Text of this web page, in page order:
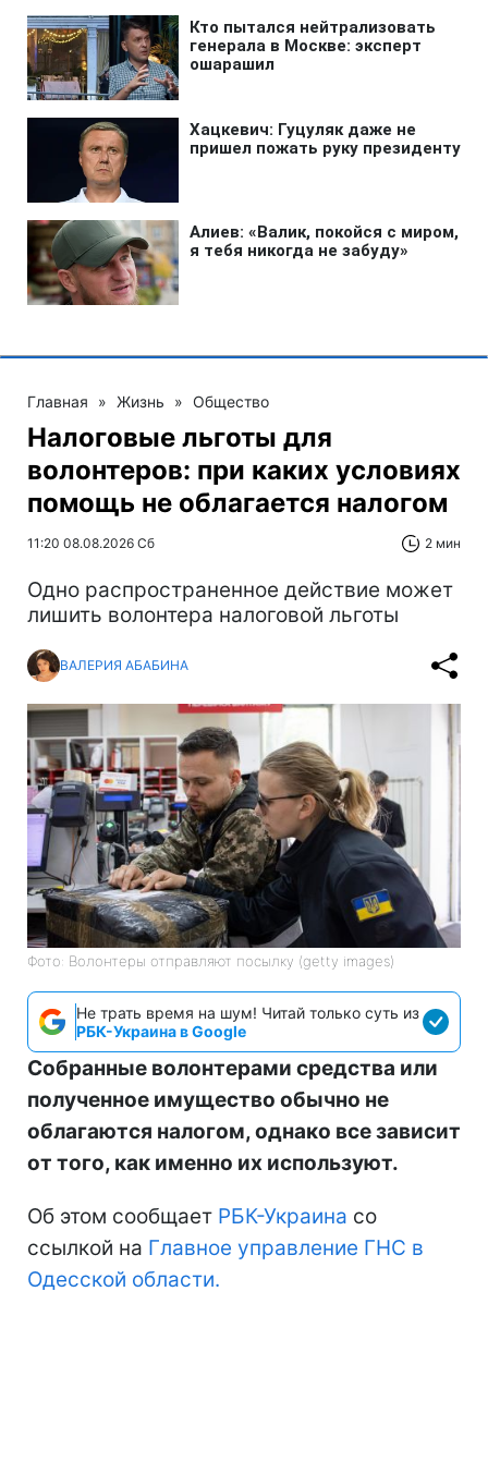
Главная » Жизнь » Общество
Налоговые льготы для
волонтеров: при каких условиях
помощь не облагается налогом
11:20 08.08.2026 Сб 2 мин
Одно распространенное действие может
лишить волонтера налоговой льготы
ВАЛЕРИЯ АБАБИНА
Фото: Волонтеры отправляют посылку (getty images)
Не трать время на шум! Читай только суть из
РБК-Украина в Google
Собранные волонтерами средства или
полученное имущество обычно не
облагаются налогом, однако все зависит
от того, как именно их используют.
Об этом сообщает РБК-Украина со
ссылкой на Главное управление ГНС в
Одесской области.